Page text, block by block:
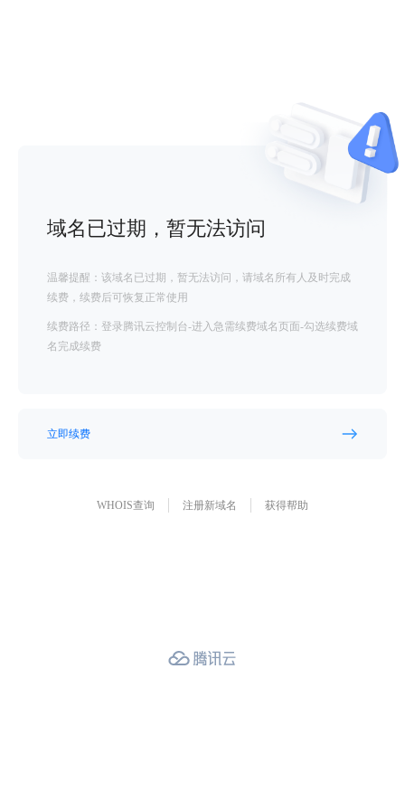
域名已过期，暂无法访问
温馨提醒：该域名已过期，暂无法访问，请域名所有人及时完成
续费，续费后可恢复正常使用
续费路径：登录腾讯云控制台-进入急需续费域名页面-勾选续费域
名完成续费
立即续费
WHOIS查询 注册新域名 获得帮助